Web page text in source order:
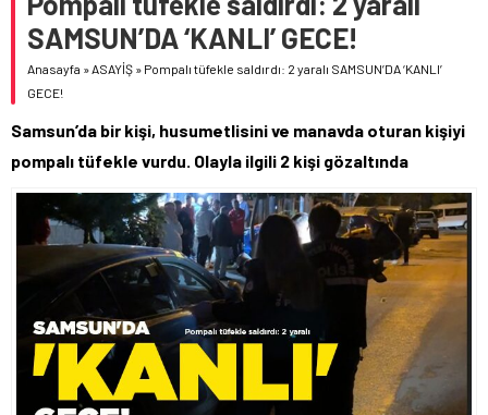
SAMSUN’DA ‘KANLI’ GECE!
Anasayfa »ASAYİŞ » Pompalı tüfekle saldırdı: 2 yaralı SAMSUN’DA ‘KANLI’
GECE!
Samsun’da bir kişi, husumetlisini ve manavda oturan kişiyi
pompalı tüfekle vurdu. Olayla ilgili 2 kişi gözaltında